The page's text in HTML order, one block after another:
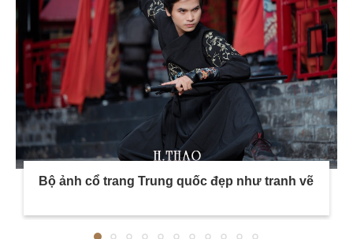
Bộ ảnh cổ trang Trung quốc đẹp như tranh vẽ